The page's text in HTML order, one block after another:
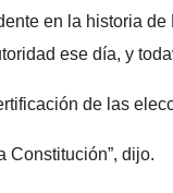
en la historia
ese día, y
de las
Constitución”, dijo.